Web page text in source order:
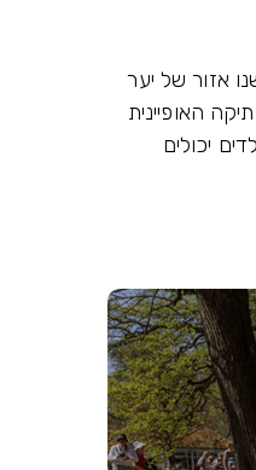
אזור של יער
האופיינית
יכולים